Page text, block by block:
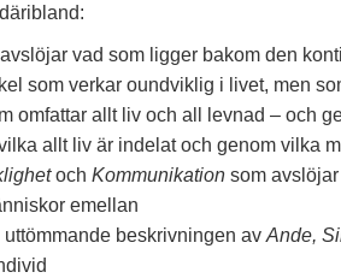
vad som ligger bakom den
som verkar oundviklig i livet, men
omfattar allt liv och all levnad – och
allt liv är indelat och genom vilka
och Kommunikation som
emellan
uttömmande beskrivningen av Ande,